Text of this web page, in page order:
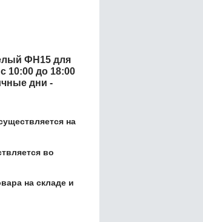
ФН15 для
с 10:00 до 18:00
дни -
на
во
на складе и